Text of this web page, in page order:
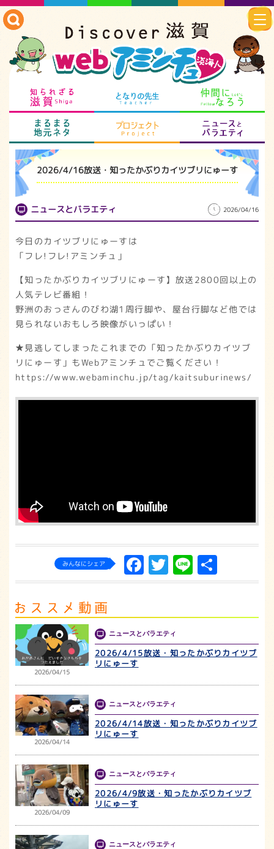
知られざる滋賀 となりの先生
まるまる地元ネタ プロジェクト
2026/4/16放送・知ったかぶりカイツブリにゅーす
ニュースとバラエティ 2026/04/16
今日のカイツブリにゅーすは
「フレ!フレ!アミンチュ」
【知ったかぶりカイツブリにゅーす】放送2800回以上の
人気テレビ番組！
野洲のおっさんのびわ湖1周行脚や、屋台行脚など他では
見られないおもしろ映像がいっぱい！
★見逃してしまったこれまでの「知ったかぶりカイツブ
リにゅーす」もWebアミンチュでご覧ください！
https://www.webaminchu.jp/tag/kaitsuburinews/
みんなにシェア Facebook
Twitter
Line
有
2026/04/15
ニュースとバラエティ
2026/4/15放送・知ったかぶりカイツブ
リにゅーす
2026/04/14
ニュースとバラエティ
2026/4/14放送・知ったかぶりカイツブ
リにゅーす
2026/04/09
ニュースとバラエティ
2026/4/9放送・知ったかぶりカイツブ
リにゅーす
ニュースとバラエティ